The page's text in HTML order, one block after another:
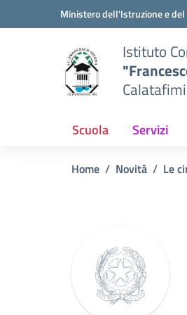
Vai ai contenuti
Vai al menu di navigazione
Ministero dell'Istruzione e
Istituto
Scuola Servizi
Home Novità Le